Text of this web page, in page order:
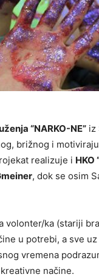
“NARKO-NE” iz
brižnog i
realizuje i HKO
, dok se osim
volonter/ka (stariji
u potrebi, a sve
vremena
načine.